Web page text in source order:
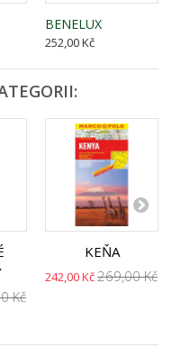
BENELUX
252,00 Kč
Kč
KEŇA
242,00 Kč269,00 Kč